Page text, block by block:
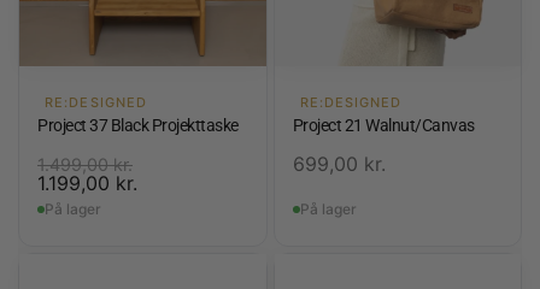
RE:DESIGNED
Project 37 Black Projekttaske
1.499,00kr.
1.199,00 kr.
På lager
RE:DESIGNED
Project 21 Walnut/Canvas
699,00 kr.
På lager